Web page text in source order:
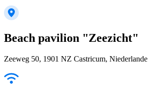
Beach pavilion "Zeezicht"
Zeeweg 50, 1901 NZ Castricum, Niederlande